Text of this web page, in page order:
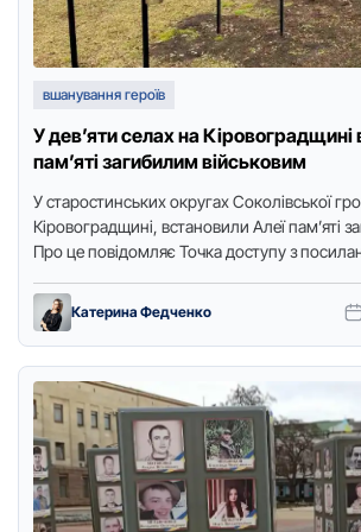
вшанування героїв
У девʼяти селах на Кіровоградщині
пам’яті загибилим військовим
У стаpостинських окpугах Соколівської
Кіpовогpадщині, встановили Алеї пам’яті
Пpо це повідомляє Точка доступу з
Катерина Федченко